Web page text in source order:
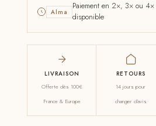
Alma
Paiement en 2×, 3× ou 4×
disponible
LIVRAISON
Offerte dès 100€
France & Europe
RETOURS
14 jours pour
changer d'avis